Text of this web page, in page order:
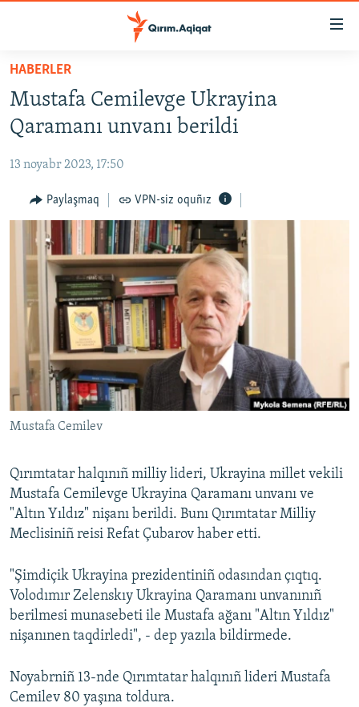
Esas
qaytmaq
Baş
qaytmaq
qaytmaq
HABERLER
İQTİSADİYAT
CEMİYET
MEDENİYET
İNSAN AQLARI
VİDEO
BLOGLAR
FİKİR
Русский
Українською
RFE/RS bütün saytları
HABERLER
Mustafa Cemilevge Ukrayina
Qaramanı unvanı berildi
13 noyabr 2023, 17:50
Paylaşmaq VPN-siz oquñız
Mustafa Cemilev
Qırımtatar halqınıñ milliy lideri, Ukrayina millet vekili
Mustafa Cemilevge Ukrayina Qaramanı unvanı ve
"Altın Yıldız" nişanı berildi. Bunı Qırımtatar Milliy
Meclisiniñ reisi Refat Çubarov haber etti.
"Şimdiçik Ukrayina prezidentiniñ odasından çıqtıq.
Volodımır Zelenskıy Ukrayina Qaramanı unvanınıñ
berilmesi munasebeti ile Mustafa ağanı "Altın Yıldız"
nişanınen taqdirledi", - dep yazıla bildirmede.
Noyabrniñ 13-nde Qırımtatar halqınıñ lideri Mustafa
Cemilev 80 yaşına toldura.